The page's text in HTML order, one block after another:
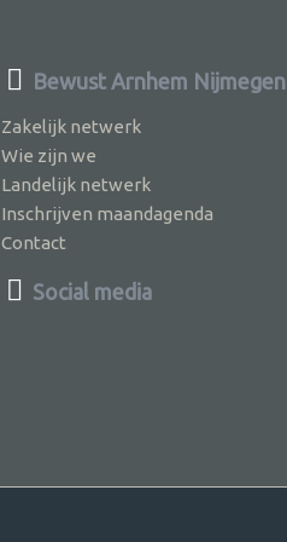
Bewust Arnhem Nijmegen
Zakelijk netwerk
Wie zijn we
Landelijk netwerk
Inschrijven maandagenda
Contact
Social media